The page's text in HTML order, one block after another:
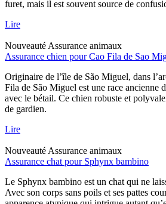
furet, mais il est souvent source de
Lire
Nouveauté Assurance animaux
Assurance chien pour Cao Fila de Sao
Originaire de l’île de São Miguel, dans
Fila de São Miguel est une race ancienne
avec le bétail. Ce chien robuste et
de gardien.
Lire
Nouveauté Assurance animaux
Assurance chat pour Sphynx bambino
Le Sphynx bambino est un chat qui ne
Avec son corps sans poils et ses pattes